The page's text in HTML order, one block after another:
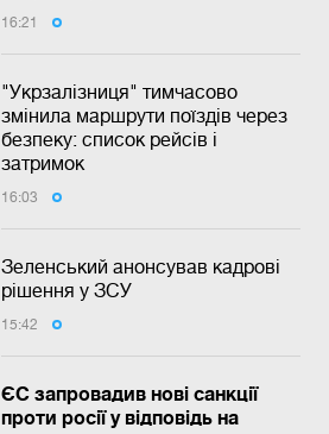
16:21
"Укрзалізниця" тимчасово
змінила маршрути поїздів через
безпеку: список рейсів і
затримок
16:03
Зеленський анонсував кадрові
рішення у ЗСУ
15:42
ЄС запровадив нові санкції
проти росії у відповідь на